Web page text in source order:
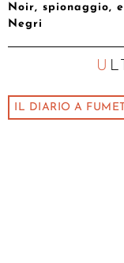
Noir, spionaggio,
Negri
IL DIARIO A